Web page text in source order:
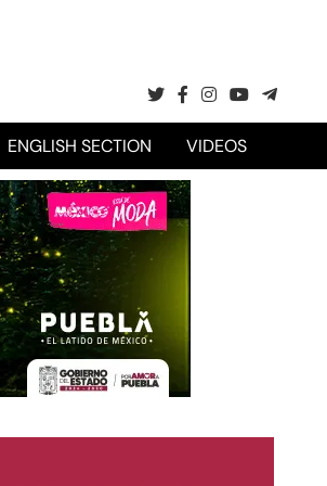
ENGLISH SECTION VIDEOS